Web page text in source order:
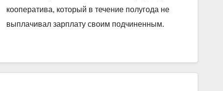
кооператива, который в течение полугода не
выплачивал зарплату своим подчиненным.